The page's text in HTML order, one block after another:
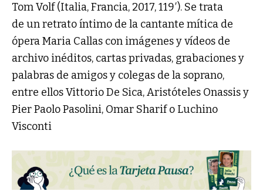
Tom Volf (Italia, Francia, 2017, 119′). Se trata
de un retrato íntimo de la cantante mítica de
ópera Maria Callas con imágenes y vídeos de
archivo inéditos, cartas privadas, grabaciones y
palabras de amigos y colegas de la soprano,
entre ellos Vittorio De Sica, Aristóteles Onassis y
Pier Paolo Pasolini, Omar Sharif o Luchino
Visconti